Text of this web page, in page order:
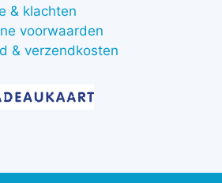
& klachten
voorwaarden
& verzendkosten